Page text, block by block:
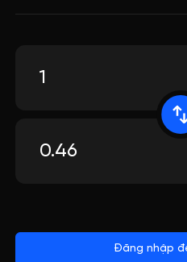
Đăng nhập